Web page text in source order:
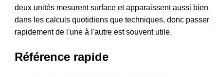
deux unités mesurent surface et apparaissent aussi bien
dans les calculs quotidiens que techniques, donc passer
rapidement de l'une à l'autre est souvent utile.
Référence rapide